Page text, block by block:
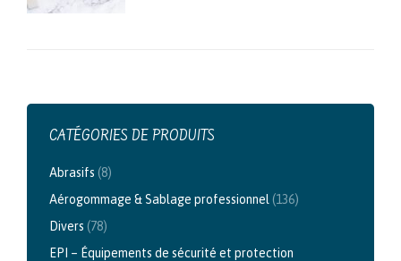
CATÉGORIES DE PRODUITS
Abrasifs (8)
Aérogommage & Sablage professionnel (136)
Divers (78)
EPI – Équipements de sécurité et protection